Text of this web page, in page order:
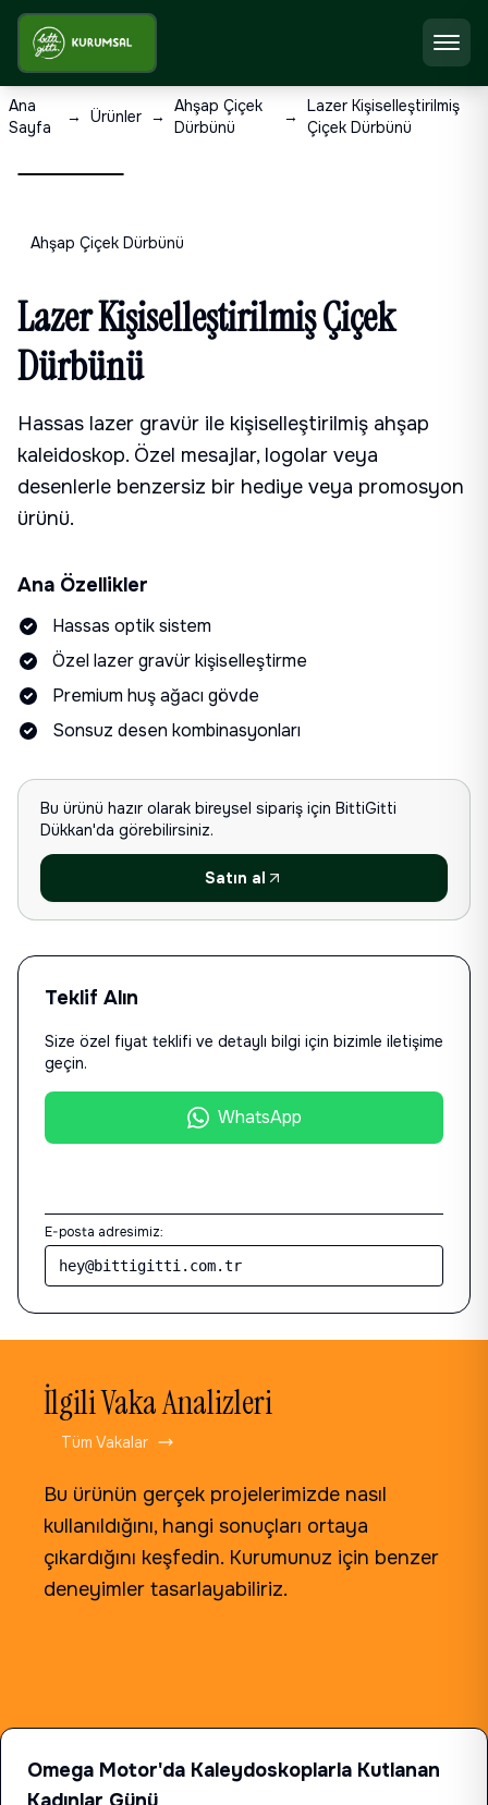
Ana
Sayfa
→ Ürünler →
Ahşap Çiçek
Dürbünü
→
Lazer Kişiselleştirilmiş
Çiçek Dürbünü
Ahşap Çiçek Dürbünü
Lazer Kişiselleştirilmiş Çiçek
Dürbünü
Hassas lazer gravür ile kişiselleştirilmiş ahşap
kaleidoskop. Özel mesajlar, logolar veya
desenlerle benzersiz bir hediye veya promosyon
ürünü.
Ana Özellikler
Hassas optik sistem
Özel lazer gravür kişiselleştirme
Premium huş ağacı gövde
Sonsuz desen kombinasyonları
Bu ürünü hazır olarak bireysel sipariş için BittiGitti
Dükkan'da görebilirsiniz.
Satın al
Teklif Alın
Size özel fiyat teklifi ve detaylı bilgi için bizimle iletişime
geçin.
WhatsApp
E-posta adresimiz:
hey@bittigitti.com.tr
İlgili Vaka Analizleri
Tüm Vakalar
Bu ürünün gerçek projelerimizde nasıl
kullanıldığını, hangi sonuçları ortaya
çıkardığını keşfedin. Kurumunuz için benzer
deneyimler tasarlayabiliriz.
Omega Motor'da Kaleydoskoplarla Kutlanan
Kadınlar Günü